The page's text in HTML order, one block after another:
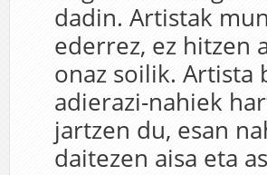
dadin. Artistak
ederrez, ez hitzen
onaz soilik. Artista
adierazi-nahiek
jartzen du, esan
daitezen aisa eta